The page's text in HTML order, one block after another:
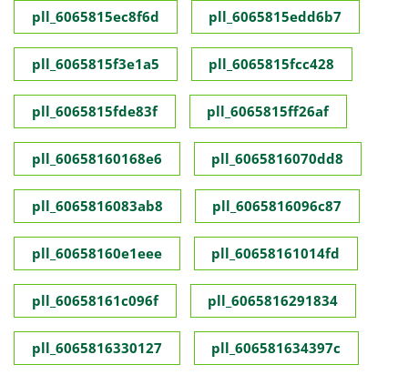
pll_6065815ec8f6d pll_6065815edd6b7
pll_6065815f3e1a5 pll_6065815fcc428
pll_6065815fde83f pll_6065815ff26af
pll_60658160168e6 pll_6065816070dd8
pll_6065816083ab8 pll_6065816096c87
pll_60658160e1eee pll_60658161014fd
pll_60658161c096f pll_6065816291834
pll_6065816330127 pll_606581634397c